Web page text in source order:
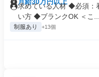
求めている人材 ◆必須：
い方 ◆ブランクOK ＜こ...
制服あり +13個